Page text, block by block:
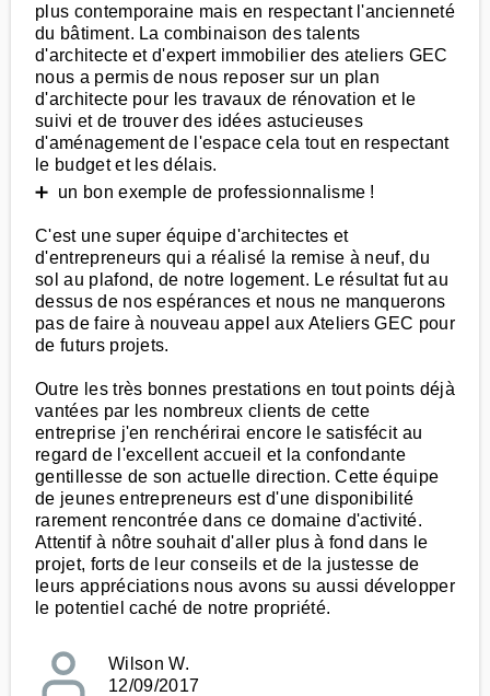
plus contemporaine mais en respectant l'ancienneté
du bâtiment. La combinaison des talents
d'architecte et d'expert immobilier des ateliers GEC
nous a permis de nous reposer sur un plan
d'architecte pour les travaux de rénovation et le
suivi et de trouver des idées astucieuses
d'aménagement de l'espace cela tout en respectant
le budget et les délais.
➕ un bon exemple de professionnalisme !
C'est une super équipe d'architectes et
d'entrepreneurs qui a réalisé la remise à neuf, du
sol au plafond, de notre logement. Le résultat fut au
dessus de nos espérances et nous ne manquerons
pas de faire à nouveau appel aux Ateliers GEC pour
de futurs projets.
Outre les très bonnes prestations en tout points déjà
vantées par les nombreux clients de cette
entreprise j'en renchérirai encore le satisfécit au
regard de l'excellent accueil et la confondante
gentillesse de son actuelle direction. Cette équipe
de jeunes entrepreneurs est d'une disponibilité
rarement rencontrée dans ce domaine d'activité.
Attentif à nôtre souhait d'aller plus à fond dans le
projet, forts de leur conseils et de la justesse de
leurs appréciations nous avons su aussi développer
le potentiel caché de notre propriété.
Wilson W.
12/09/2017